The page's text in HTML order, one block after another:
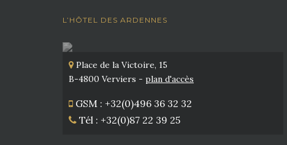
L’HÔTEL DES ARDENNES
Place de la Victoire, 15
B-4800 Verviers - plan d'accès
GSM : +32(0)496 36 32 32
Tél : +32(0)87 22 39 25